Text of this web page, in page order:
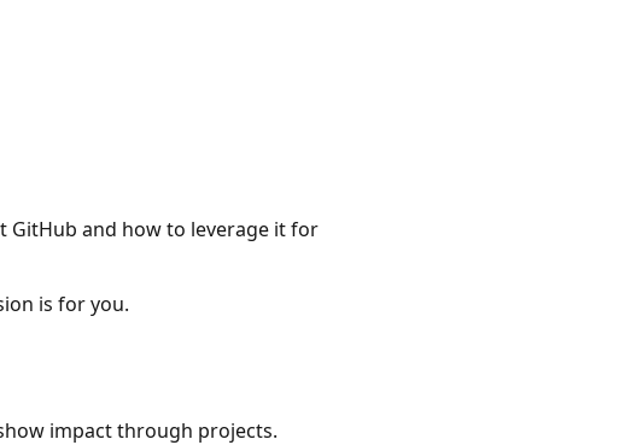
GitHub and how to leverage it for
is for you.
impact through projects.